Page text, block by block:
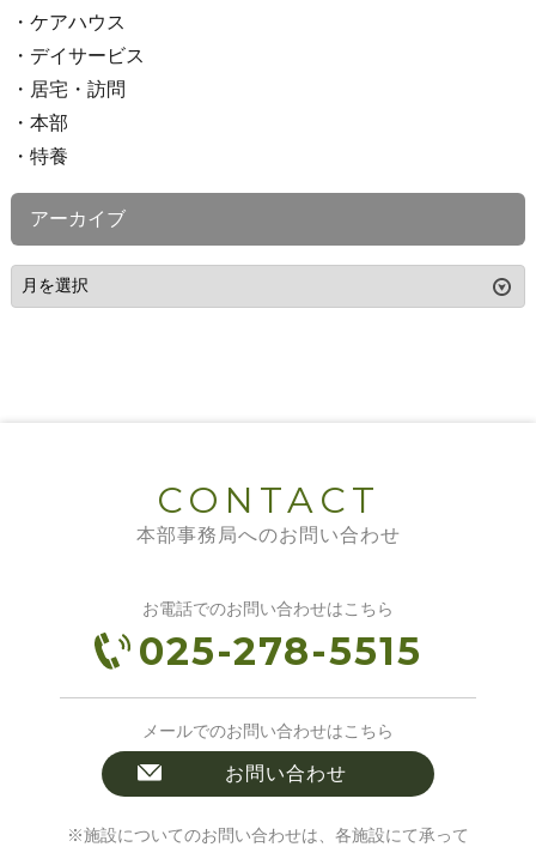
ケアハウス
デイサービス
居宅・訪問
本部
特養
アーカイブ
CONTACT
本部事務局へのお問い合わせ
お電話でのお問い合わせはこちら
025-278-5515
メールでのお問い合わせはこちら
お問い合わせ
※施設についてのお問い合わせは、各施設にて承って